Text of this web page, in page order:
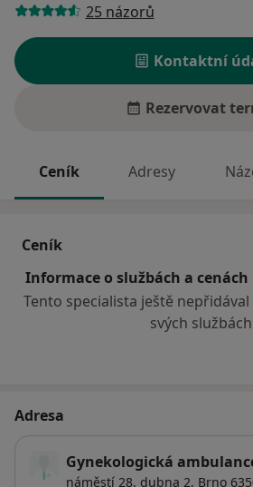
25 názorů
Kontaktní
Rezervovat
Ceník Adresy
Ceník
Informace o službách a
Tento specialista ještě
svých
Adresa
Gynekologická
náměstí 28. dubna 2, Brno